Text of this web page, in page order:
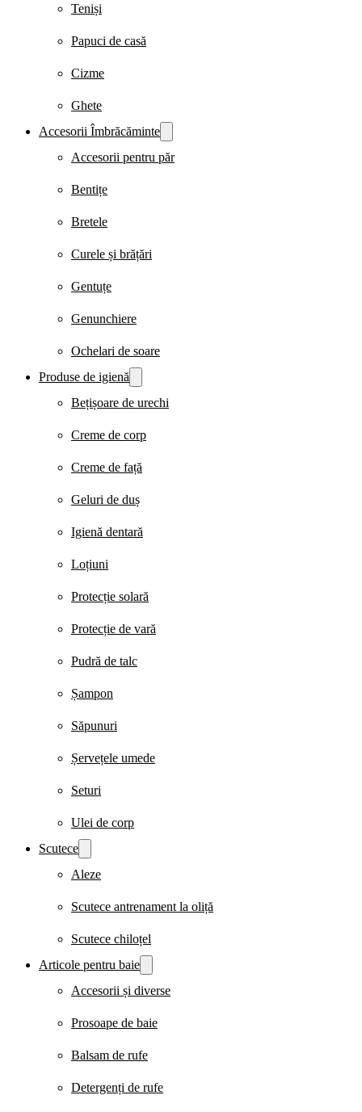
Teniși
Papuci de casă
Cizme
Ghete
Accesorii Îmbrăcăminte
Accesorii pentru păr
Bentițe
Bretele
Curele și brățări
Gentuțe
Genunchiere
Ochelari de soare
Produse de igienă
Bețișoare de urechi
Creme de corp
Creme de față
Geluri de duș
Igienă dentară
Loțiuni
Protecție solară
Protecție de vară
Pudră de talc
Șampon
Săpunuri
Șervețele umede
Seturi
Ulei de corp
Scutece
Aleze
Scutece antrenament la oliță
Scutece chiloțel
Articole pentru baie
Accesorii și diverse
Prosoape de baie
Balsam de rufe
Detergenți de rufe